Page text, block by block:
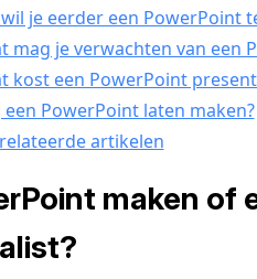
je eerder een PowerPoint
mag je verwachten van een
kost een PowerPoint
een PowerPoint laten maken?
artikelen
maken